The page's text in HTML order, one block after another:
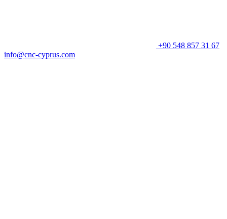
+90 548 857 31 67
info@cnc-cyprus.com